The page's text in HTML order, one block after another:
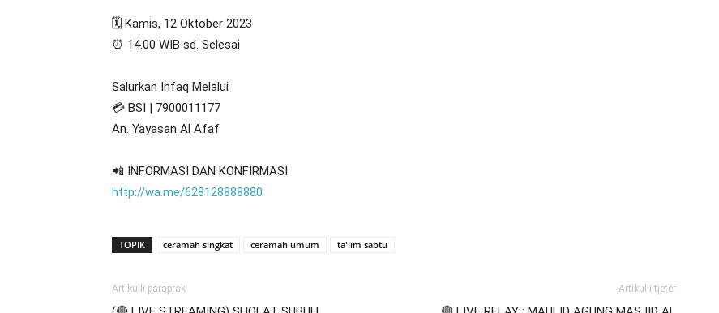
🗓️ Kamis, 12 Oktober 2023
⏰ 14.00 WIB sd. Selesai
Salurkan Infaq Melalui
💳 BSI | 7900011177
An. Yayasan Al Afaf
📲 INFORMASI DAN KONFIRMASI
http://wa.me/628128888880
TOPIK ceramah singkat ceramah umum ta'lim sabtu
Artikulli paraprak Artikulli tjetër